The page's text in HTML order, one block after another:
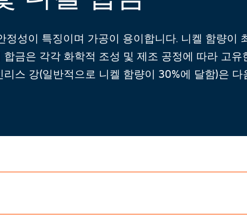
성이 특징이며 가공이 용이합니다. 니켈 함량이
금은 각각 화학적 조성 및 제조 공정에 따라 고
스 강(일반적으로 니켈 함량이 30%에 달함)은